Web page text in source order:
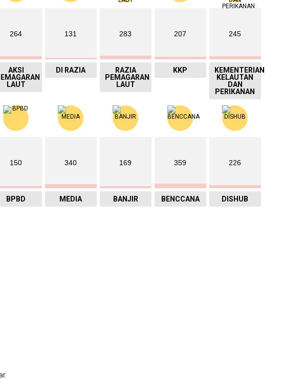
264
AKSI
LAUT
131
DI RAZIA
283
RAZIA
PEMAGARAN
LAUT
207
KKP
245
KEMENTERIAN
KELAUTAN
DAN
PERIKANAN
150
BPBD
340
MEDIA
169
BANJIR
359
BENCCANA
226
DISHUB